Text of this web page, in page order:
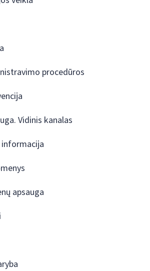
procedūros
Vidinis kanalas
apsauga